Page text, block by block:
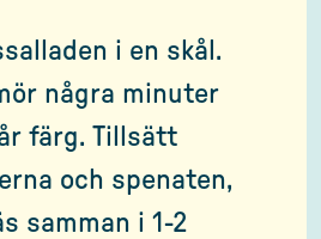
i en skål.
några minuter
färg. Tillsätt
och spenaten,
samman i 1-2